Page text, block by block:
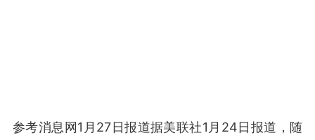
参考消息网1月27日报道据美联社1月24日报道，随